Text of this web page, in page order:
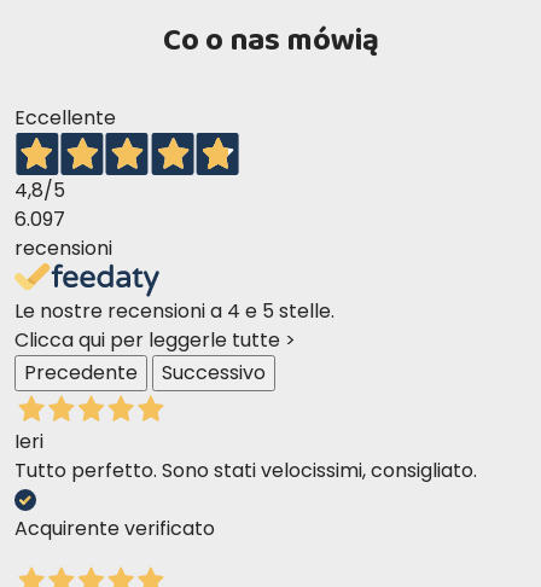
Co o nas mówią
Eccellente
4,8/5
6.097
recensioni
Le nostre recensioni a 4 e 5 stelle.
Clicca qui per leggerle tutte >
Precedente
Successivo
Ieri
Tutto perfetto. Sono stati velocissimi, consigliato.
Acquirente verificato